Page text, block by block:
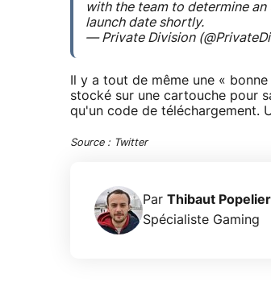
with the team to determine
launch date shortly.
— Private Division
Il y a tout de même une «
stocké sur une cartouche pour
qu'un code de téléchargement.
Source : Twitter
Par Thibaut Popelier
Spécialiste Gaming